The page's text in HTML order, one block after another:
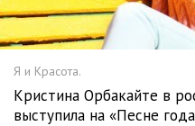
Я и Красота.
Кристина Орбакайте в
выступила на «Песне